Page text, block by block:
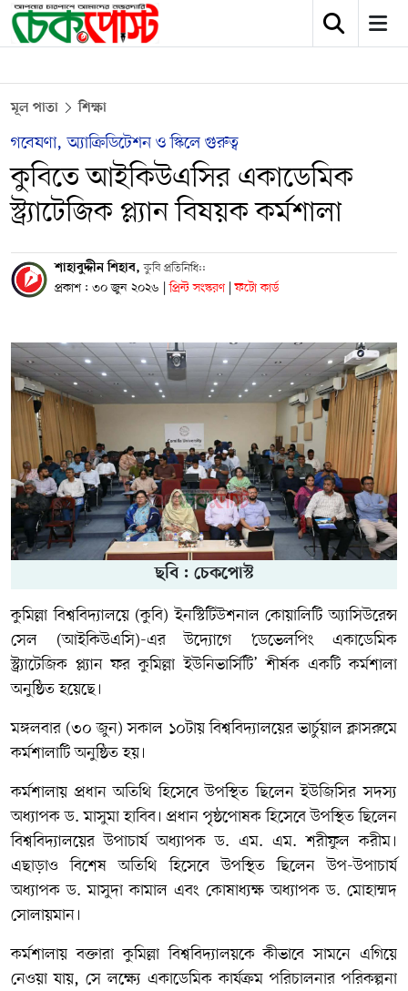
মূল পাতা শিক্ষা
গবেষণা, অ্যাক্রিডিটেশন ও স্কিলে গুরুত্ব
কুবিতে আইকিউএসির একাডেমিক
স্ট্র্যাটেজিক প্ল্যান বিষয়ক কর্মশালা
শাহাবুদ্দীন শিহাব,কুবি প্রতিনিধি::
প্রকাশ : ৩০ জুন ২০২৬ | প্রিন্ট সংস্করণ | ফটো কার্ড
ছবি : চেকপোস্ট
কুমিল্লা বিশ্ববিদ্যালয়ে (কুবি) ইনস্টিটিউশনাল কোয়ালিটি অ্যাসিউরেন্স
সেল (আইকিউএসি)-এর উদ্যোগে ‘ডেভেলপিং একাডেমিক
স্ট্র্যাটেজিক প্ল্যান ফর কুমিল্লা ইউনিভার্সিটি’ শীর্ষক একটি কর্মশালা
অনুষ্ঠিত হয়েছে।
মঙ্গলবার (৩০ জুন) সকাল ১০টায় বিশ্ববিদ্যালয়ের ভার্চুয়াল ক্লাসরুমে
কর্মশালাটি অনুষ্ঠিত হয়।
কর্মশালায় প্রধান অতিথি হিসেবে উপস্থিত ছিলেন ইউজিসির সদস্য
অধ্যাপক ড. মাসুমা হাবিব। প্রধান পৃষ্ঠপোষক হিসেবে উপস্থিত ছিলেন
বিশ্ববিদ্যালয়ের উপাচার্য অধ্যাপক ড. এম. এম. শরীফুল করীম।
এছাড়াও বিশেষ অতিথি হিসেবে উপস্থিত ছিলেন উপ-উপাচার্য
অধ্যাপক ড. মাসুদা কামাল এবং কোষাধ্যক্ষ অধ্যাপক ড. মোহাম্মদ
সোলায়মান।
কর্মশালায় বক্তারা কুমিল্লা বিশ্ববিদ্যালয়কে কীভাবে সামনে এগিয়ে
নেওয়া যায়, সে লক্ষ্যে একাডেমিক কার্যক্রম পরিচালনার পরিকল্পনা